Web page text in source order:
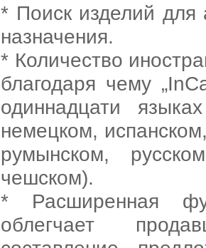
* Поиск изделий
назначения.
* Количество
благодаря чему
одиннадцати
немецком,
румынском,
чешском).
* Расширенная
облегчает